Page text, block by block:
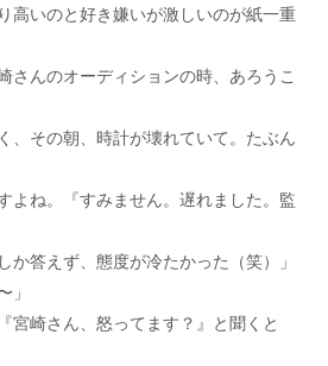
高いのと好き嫌いが激しいのが紙一重
さんのオーディションの時、あろうこ
、その朝、時計が壊れていて。たぶん
よね。『すみません。遅れました。監
か答えず、態度が冷たかった（笑）」
」
宮崎さん、怒ってます？』と聞くと